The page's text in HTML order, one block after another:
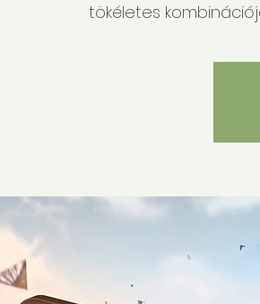
tökéletes